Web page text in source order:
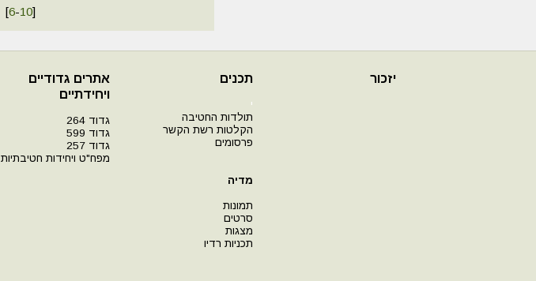
[6-10]
יזכור תכנים
י
תולדות החטיבה
הקלטות רשת הקשר
פרסומים
מדיה
תמונות
סרטים
מצגות
תכניות רדיו
אתרים גדודיים
ויחידתיים
גדוד 264
גדוד 599
גדוד 257
מפח"ט ויחידות חטיבתיות